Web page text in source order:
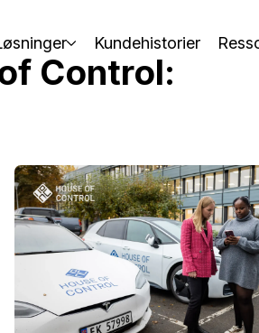
Kundehistorier
Control: